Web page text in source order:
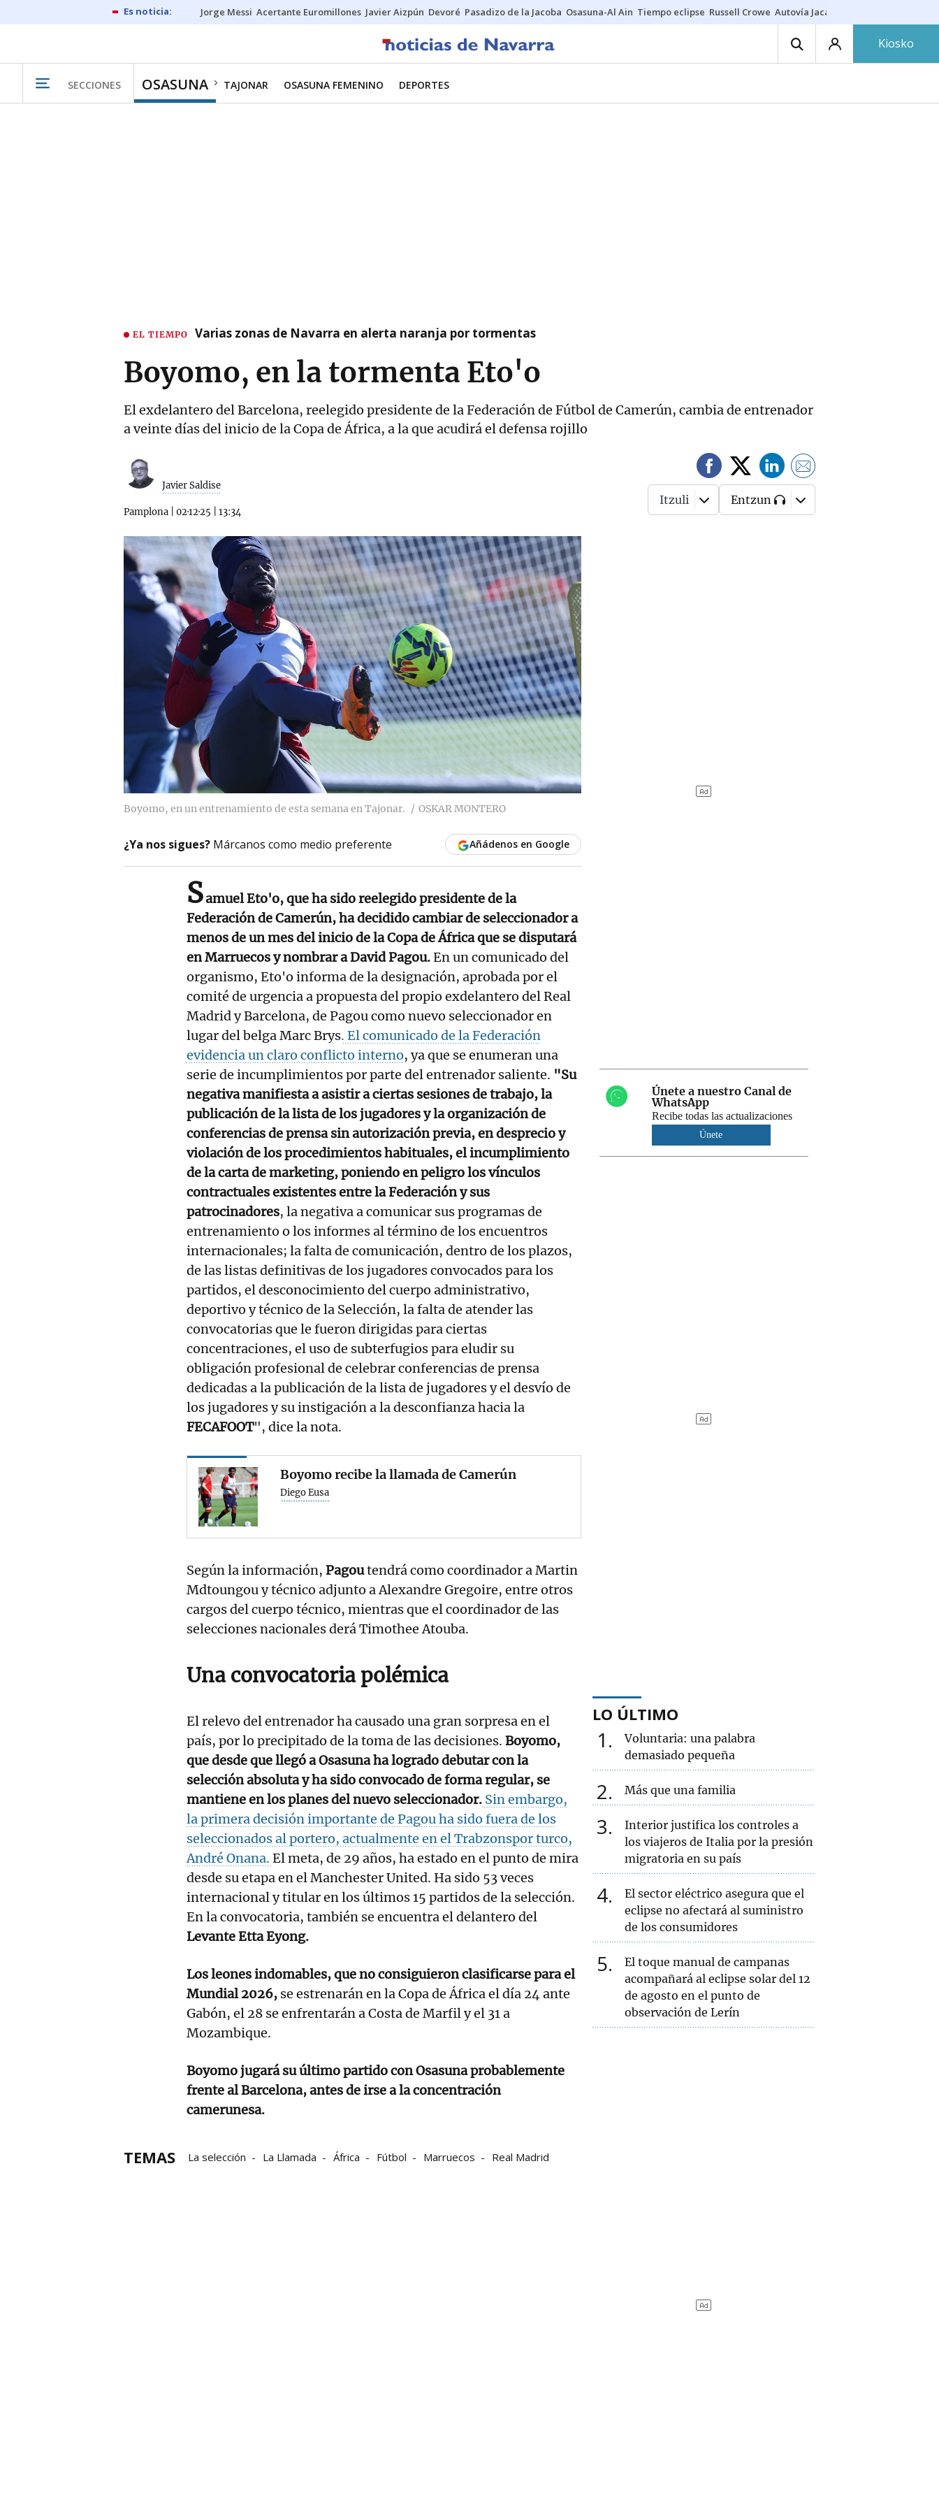
Jorge Messi Acertante Euromillones Javier Aizpún Devoré Pasadizo de la Jacoba Osasuna-Al Ain Tiempo eclipse Russell Crowe Autovía Jaca
Kiosko
SECCIONES OSASUNA TAJONAR OSASUNA FEMENINO DEPORTES
EL TIEMPO Varias zonas de Navarra en alerta naranja por tormentas
Boyomo, en la tormenta Eto'o
El exdelantero del Barcelona, reelegido presidente de la Federación de Fútbol de Camerún, cambia de entrenador
a veinte días del inicio de la Copa de África, a la que acudirá el defensa rojillo
Javier Saldise
Pamplona 02·12·25 13:34
Itzuli Entzun
Boyomo, en un entrenamiento de esta semana en Tajonar. OSKAR MONTERO
¿Ya nos sigues? Márcanos como medio preferente Añádenos en Google
Samuel Eto'o, que ha sido reelegido presidente de la
Federación de Camerún, ha decidido cambiar de seleccionador a
menos de un mes del inicio de la Copa de África que se disputará
en Marruecos y nombrar a David Pagou.En un comunicado del
organismo, Eto'o informa de la designación, aprobada por el
comité de urgencia a propuesta del propio exdelantero del Real
Madrid y Barcelona, de Pagou como nuevo seleccionador en
lugar del belga Marc Brys. El comunicado de la Federación
evidencia un claro conflicto interno, ya que se enumeran una
serie de incumplimientos por parte del entrenador saliente. "Su
negativa manifiesta a asistir a ciertas sesiones de trabajo, la
publicación de la lista de los jugadores y la organización de
conferencias de prensa sin autorización previa, en desprecio y
violación de los procedimientos habituales, el incumplimiento
de la carta de marketing, poniendo en peligro los vínculos
contractuales existentes entre la Federación y sus
patrocinadores, la negativa a comunicar sus programas de
entrenamiento o los informes al término de los encuentros
internacionales; la falta de comunicación, dentro de los plazos,
de las listas definitivas de los jugadores convocados para los
partidos, el desconocimiento del cuerpo administrativo,
deportivo y técnico de la Selección, la falta de atender las
convocatorias que le fueron dirigidas para ciertas
concentraciones, el uso de subterfugios para eludir su
obligación profesional de celebrar conferencias de prensa
dedicadas a la publicación de la lista de jugadores y el desvío de
los jugadores y su instigación a la desconfianza hacia la
FECAFOOT", dice la nota.
Boyomo recibe la llamada de Camerún
Diego Eusa
Según la información, Pagoutendrá como coordinador a Martin
Mdtoungou y técnico adjunto a Alexandre Gregoire, entre otros
cargos del cuerpo técnico, mientras que el coordinador de las
selecciones nacionales derá Timothee Atouba.
Una convocatoria polémica
El relevo del entrenador ha causado una gran sorpresa en el
país, por lo precipitado de la toma de las decisiones. Boyomo,
que desde que llegó a Osasuna ha logrado debutar con la
selección absoluta y ha sido convocado de forma regular, se
mantiene en los planes del nuevo seleccionador. Sin embargo,
la primera decisión importante de Pagou ha sido fuera de los
seleccionados al portero, actualmente en el Trabzonspor turco,
André Onana. El meta, de 29 años, ha estado en el punto de mira
desde su etapa en el Manchester United. Ha sido 53 veces
internacional y titular en los últimos 15 partidos de la selección.
En la convocatoria, también se encuentra el delantero del
Levante Etta Eyong.
Los leones indomables, que no consiguieron clasificarse para el
Mundial 2026, se estrenarán en la Copa de África el día 24 ante
Gabón, el 28 se enfrentarán a Costa de Marfil y el 31 a
Mozambique.
Boyomo jugará su último partido con Osasuna probablemente
frente al Barcelona, antes de irse a la concentración
camerunesa.
TEMAS La selección La Llamada África Fútbol Marruecos Real Madrid
Únete a nuestro Canal de
WhatsApp
Recibe todas las actualizaciones
Únete
LO ÚLTIMO
1
Voluntaria: una palabra
demasiado pequeña
2 Más que una familia
3
Interior justifica los controles a
los viajeros de Italia por la presión
migratoria en su país
4
El sector eléctrico asegura que el
eclipse no afectará al suministro
de los consumidores
5
El toque manual de campanas
acompañará al eclipse solar del 12
de agosto en el punto de
observación de Lerín